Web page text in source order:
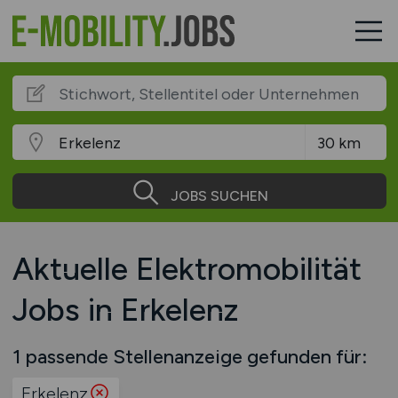
JOBS SUCHEN
Aktuelle Elektromobilität
Jobs in Erkelenz
1 passende Stellenanzeige gefunden für:
Erkelenz